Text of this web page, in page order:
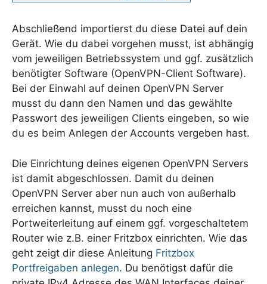
Abschließend importierst du diese Datei auf dein
Gerät. Wie du dabei vorgehen musst, ist abhängig
vom jeweiligen Betriebssystem und ggf. zusätzlich
benötigter Software (OpenVPN-Client Software).
Bei der Einwahl auf deinen OpenVPN Server
musst du dann den Namen und das gewählte
Passwort des jeweiligen Clients eingeben, so wie
du es beim Anlegen der Accounts vergeben hast.
Die Einrichtung deines eigenen OpenVPN Servers
ist damit abgeschlossen. Damit du deinen
OpenVPN Server aber nun auch von außerhalb
erreichen kannst, musst du noch eine
Portweiterleitung auf einem ggf. vorgeschaltetem
Router wie z.B. einer Fritzbox einrichten. Wie das
geht zeigt dir diese Anleitung Fritzbox
Portfreigaben anlegen. Du benötigst dafür die